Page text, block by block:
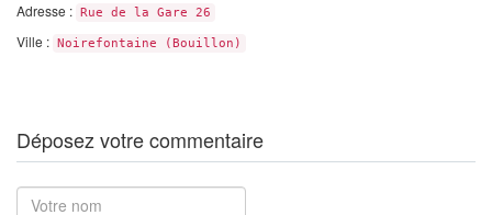
Adresse : Rue de la Gare 26
Ville : Noirefontaine (Bouillon)
Déposez votre commentaire